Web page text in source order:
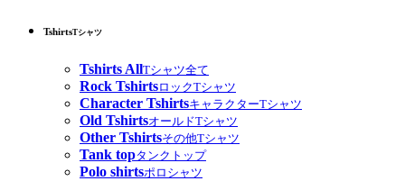
TshirtsTシャツ
Tshirts AllTシャツ全て
Rock TshirtsロックTシャツ
Character TshirtsキャラクターTシャツ
Old TshirtsオールドTシャツ
Other Tshirtsその他Tシャツ
Tank topタンクトップ
Polo shirtsポロシャツ